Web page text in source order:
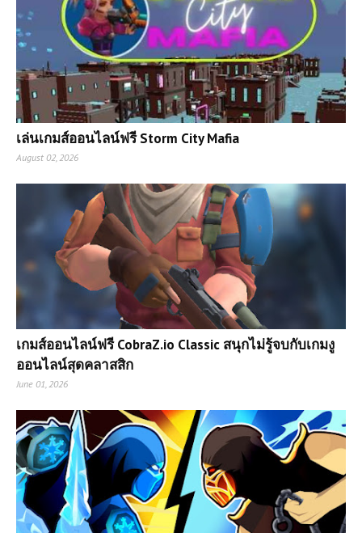
เล่นเกมส์ออนไลน์ฟรี Storm City Mafia
August 02, 2026
เกมส์ออนไลน์ฟรี CobraZ.io Classic สนุกไม่รู้จบกับเกมงู
ออนไลน์สุดคลาสสิก
June 01, 2026